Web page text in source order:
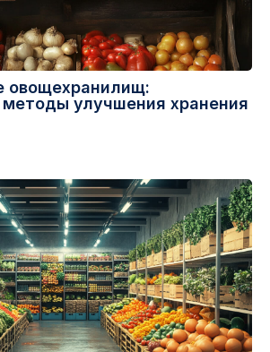
овощехранилищ:
улучшения хранения